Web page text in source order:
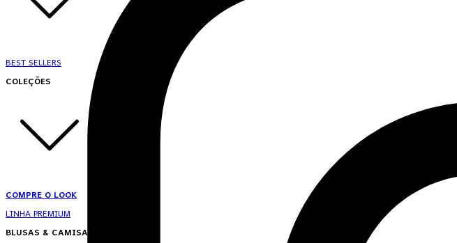
BEST SELLERS
COLEÇÕES
COMPRE O LOOK
LINHA PREMIUM
BLUSAS & CAMISAS